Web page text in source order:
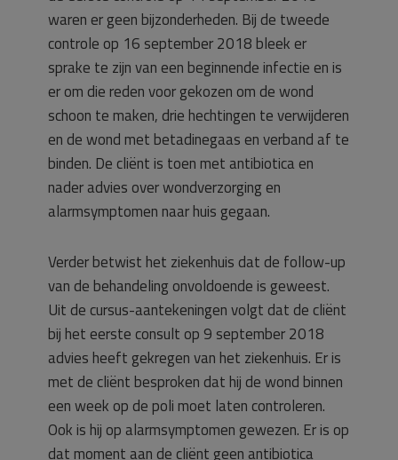
waren er geen bijzonderheden. Bij de tweede
controle op 16 september 2018 bleek er
sprake te zijn van een beginnende infectie en is
er om die reden voor gekozen om de wond
schoon te maken, drie hechtingen te verwijderen
en de wond met betadinegaas en verband af te
binden. De cliënt is toen met antibiotica en
nader advies over wondverzorging en
alarmsymptomen naar huis gegaan.
Verder betwist het ziekenhuis dat de follow-up
van de behandeling onvoldoende is geweest.
Uit de cursus-aantekeningen volgt dat de cliënt
bij het eerste consult op 9 september 2018
advies heeft gekregen van het ziekenhuis. Er is
met de cliënt besproken dat hij de wond binnen
een week op de poli moet laten controleren.
Ook is hij op alarmsymptomen gewezen. Er is op
dat moment aan de cliënt geen antibiotica